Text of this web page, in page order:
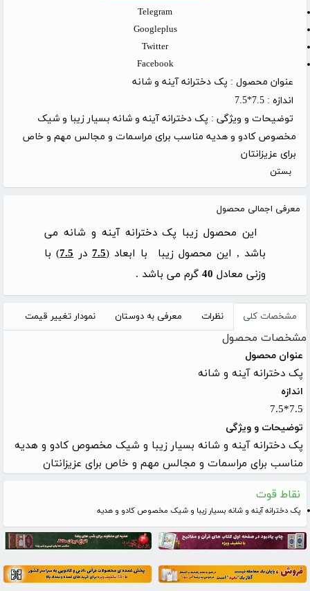
Telegram
Googleplus
Twitter
Facebook
عنوان محصول : پک دخترانه آینه و شانه
اندازه : 7.5*7.5
توضیحات و ویژگی : پک دخترانه آینه و شانه بسیار زیبا و شیک
مخصوص کادو و هدیه مناسب برای مراسمات و مجالس مهم و خاص
برای عزیزانتان
بستن
معرفی اجمالی محصول
این محصول زیبا پک دخترانه آینه و شانه می
باشد , این محصول زیبا با ابعاد (7.5در7.5) با
وزنی معادل 40 گرم می باشد .
مشخصات کلی نظرات معرفی به دوستان نمودار تغییر قیمت
مشخصات محصول
عنوان محصول
پک دخترانه آینه و شانه
اندازه
7.5*7.5
توضیحات و ویژگی
پک دخترانه آینه و شانه بسیار زیبا و شیک مخصوص کادو و هدیه
مناسب برای مراسمات و مجالس مهم و خاص برای عزیزانتان
نقاط قوت
پک دخترانه آینه و شانه بسیار زیبا و شیک مخصوص کادو و هدیه